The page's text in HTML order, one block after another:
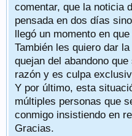
comentar, que la noticia
pensada en dos días
llegó un momento en
También les quiero dar
quejan del abandono
razón y es culpa
Y por último, esta
múltiples personas que
conmigo insistiendo en
Gracias.